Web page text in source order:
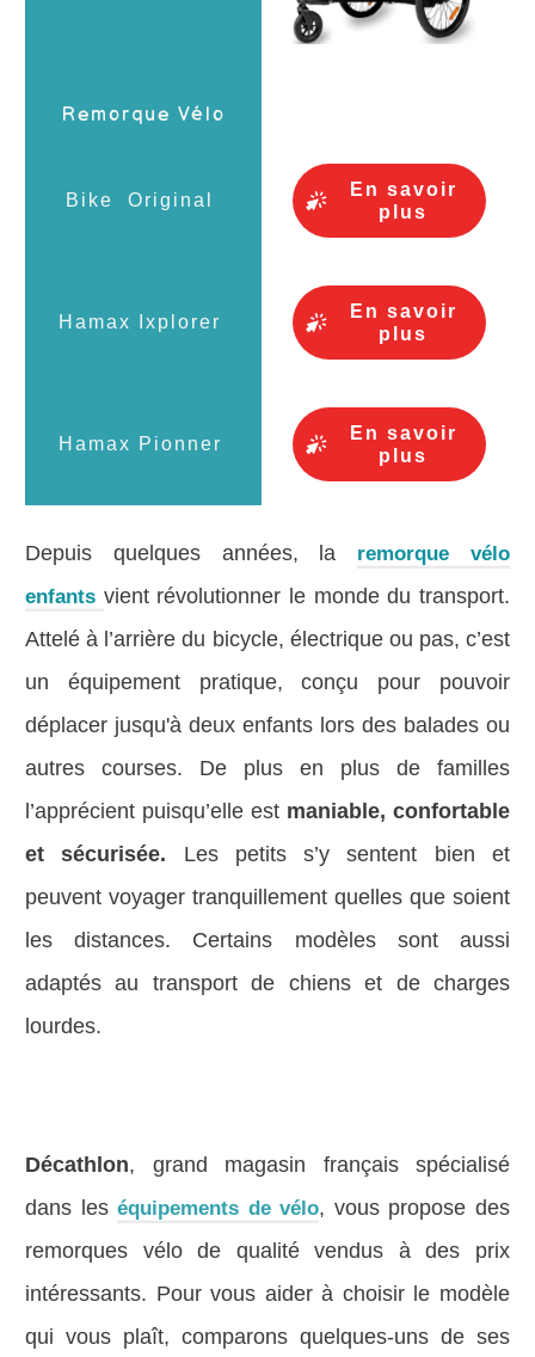
En savoir
plus
En savoir
plus
En savoir
plus
Depuis quelques années, la remorque vélo
enfants vient révolutionner le monde du transport.
Attelé à l’arrière du bicycle, électrique ou pas, c’est
un équipement pratique, conçu pour pouvoir
déplacer jusqu'à deux enfants lors des balades ou
autres courses. De plus en plus de familles
l’apprécient puisqu’elle est maniable, confortable
et sécurisée. Les petits s’y sentent bien et
peuvent voyager tranquillement quelles que soient
les distances. Certains modèles sont aussi
adaptés au transport de chiens et de charges
lourdes.
Décathlon, grand magasin français spécialisé
dans leséquipements de vélo, vous propose des
remorques vélo de qualité vendus à des prix
intéressants. Pour vous aider à choisir le modèle
qui vous plaît, comparons quelques-uns de ses